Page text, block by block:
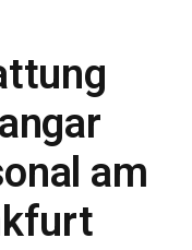
am